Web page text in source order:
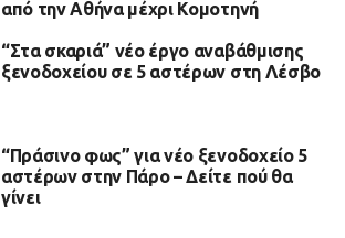
από την Αθήνα μέχρι Κομοτηνή
“Στα σκαριά” νέο έργο αναβάθμισης
ξενοδοχείου σε 5 αστέρων στη Λέσβο
“Πράσινο φως” για νέο ξενοδοχείο 5
αστέρων στην Πάρο – Δείτε πού θα
γίνει